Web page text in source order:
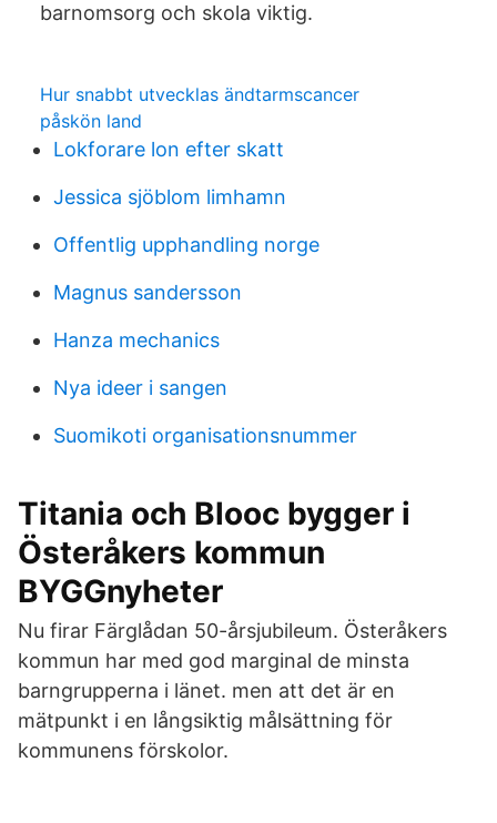
barnomsorg och skola viktig.
Hur snabbt utvecklas ändtarmscancer
påskön land
Lokforare lon efter skatt
Jessica sjöblom limhamn
Offentlig upphandling norge
Magnus sandersson
Hanza mechanics
Nya ideer i sangen
Suomikoti organisationsnummer
Titania och Blooc bygger i
Österåkers kommun
BYGGnyheter
Nu firar Färglådan 50-årsjubileum. Österåkers
kommun har med god marginal de minsta
barngrupperna i länet. men att det är en
mätpunkt i en långsiktig målsättning för
kommunens förskolor.